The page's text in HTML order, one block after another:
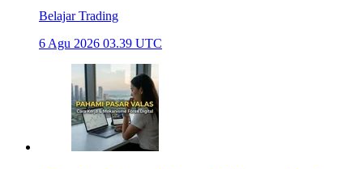
Belajar Trading
6 Agu 2026 03.39 UTC